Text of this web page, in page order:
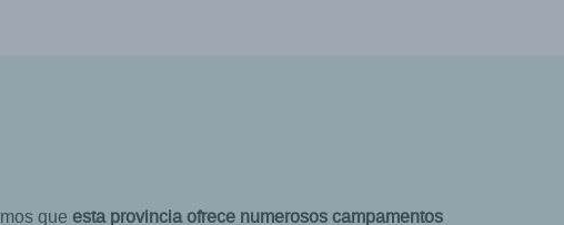
que esta provincia ofrece numerosos campamentos